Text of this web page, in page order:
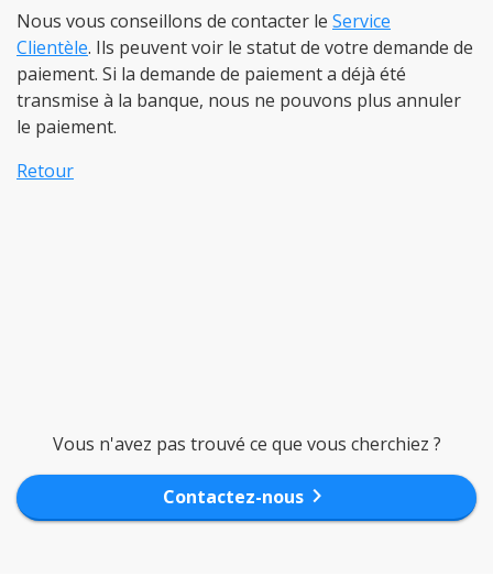
Nous vous conseillons de contacter le Service
Clientèle. Ils peuvent voir le statut de votre demande de
paiement. Si la demande de paiement a déjà été
transmise à la banque, nous ne pouvons plus annuler
le paiement.
Retour
Vous n'avez pas trouvé ce que vous cherchiez ?
Contactez-nous chevron_right